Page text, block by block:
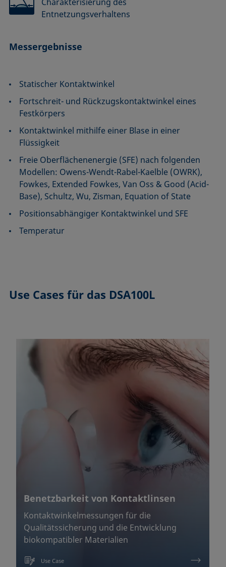
Entnetzungsverhaltens
Messergebnisse
Statischer Kontaktwinkel
Fortschreit- und Rückzugskontaktwinkel eines
Festkörpers
Kontaktwinkel mithilfe einer Blase in einer
Flüssigkeit
Freie Oberflächenenergie (SFE) nach folgenden
Modellen: Owens-Wendt-Rabel-Kaelble (OWRK),
Fowkes, Extended Fowkes, Van Oss & Good (Acid-
Base), Schultz, Wu, Zisman, Equation of State
Positionsabhängiger Kontaktwinkel und SFE
Temperatur
Use Cases für das DSA100L
Benetzbarkeit von Kontaktlinsen
Kontaktwinkelmessungen für die
Qualitätssicherung und die Entwicklung
biokompatibler Materialien
Use Case